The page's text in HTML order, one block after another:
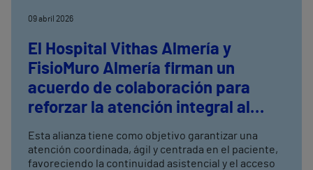
09 abril 2026
El Hospital Vithas Almería y
FisioMuro Almería firman un
acuerdo de colaboración para
reforzar la atención integral al
Esta alianza tiene como objetivo garantizar una
atención coordinada, ágil y centrada en el paciente,
favoreciendo la continuidad asistencial y el acceso